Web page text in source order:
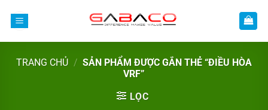
TRANG CHỦ / SẢN PHẨM ĐƯỢC GẮN THẺ “ĐIỀU HÒA
VRF”
LỌC